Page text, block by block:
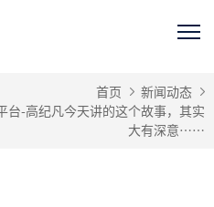
首页
新闻动态
台-高纪凡今天讲的这个故事，其实
大有深意……